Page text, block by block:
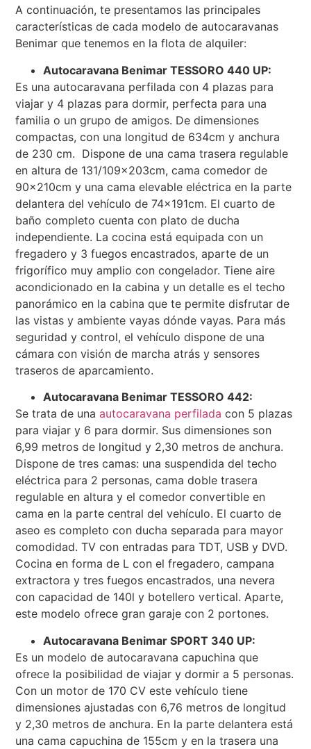
A continuación, te presentamos las principales
características de cada modelo de autocaravanas
Benimar que tenemos en la flota de alquiler:
Autocaravana Benimar TESSORO 440 UP:
Es una autocaravana perfilada con 4 plazas para
viajar y 4 plazas para dormir, perfecta para una
familia o un grupo de amigos. De dimensiones
compactas, con una longitud de 634cm y anchura
de 230 cm. Dispone de una cama trasera regulable
en altura de 131/109x203cm, cama comedor de
90x210cm y una cama elevable eléctrica en la parte
delantera del vehículo de 74x191cm. El cuarto de
baño completo cuenta con plato de ducha
independiente. La cocina está equipada con un
fregadero y 3 fuegos encastrados, aparte de un
frigorífico muy amplio con congelador. Tiene aire
acondicionado en la cabina y un detalle es el techo
panorámico en la cabina que te permite disfrutar de
las vistas y ambiente vayas dónde vayas. Para más
seguridad y control, el vehículo dispone de una
cámara con visión de marcha atrás y sensores
traseros de aparcamiento.
Autocaravana Benimar TESSORO 442:
Se trata de unaautocaravana perfilada con 5 plazas
para viajar y 6 para dormir. Sus dimensiones son
6,99 metros de longitud y 2,30 metros de anchura.
Dispone de tres camas: una suspendida del techo
eléctrica para 2 personas, cama doble trasera
regulable en altura y el comedor convertible en
cama en la parte central del vehículo. El cuarto de
aseo es completo con ducha separada para mayor
comodidad. TV con entradas para TDT, USB y DVD.
Cocina en forma de L con el fregadero, campana
extractora y tres fuegos encastrados, una nevera
con capacidad de 140l y botellero vertical. Aparte,
este modelo ofrece gran garaje con 2 portones.
Autocaravana Benimar SPORT 340 UP:
Es un modelo de autocaravana capuchina que
ofrece la posibilidad de viajar y dormir a 5 personas.
Con un motor de 170 CV este vehículo tiene
dimensiones ajustadas con 6,76 metros de longitud
y 2,30 metros de anchura. En la parte delantera está
una cama capuchina de 155cm y en la trasera una